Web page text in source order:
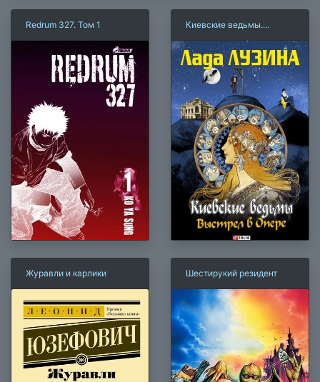
Redrum 327. Том 1
Киевские ведьмы.
Журавли и карлики Шестирукий резидент